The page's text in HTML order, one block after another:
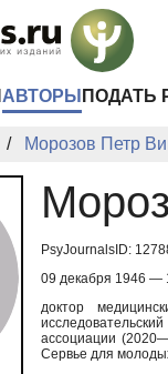
АВТОРЫ ПОДАТЬ
Морозов Петр
PsyJournalsID:
09 декабря 1946 —
доктор
ассоциации
Сервье для